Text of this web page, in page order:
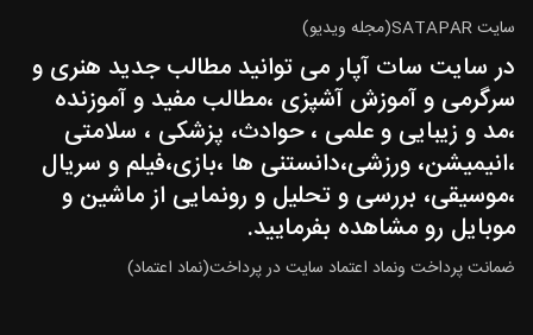
سایت SATAPAR(مجله ویدیو)
در سایت سات آپار می توانید مطالب جدید هنری و
سرگرمی و آموزش آشپزی ،مطالب مفید و آموزنده
،مد و زیبایی و علمی ، حوادث، پزشکی ، سلامتی
،انیمیشن، ورزشی،دانستنی ها ،بازی،فیلم و سریال
،موسیقی، بررسی و تحلیل و رونمایی از ماشین و
موبایل رو مشاهده بفرمایید.
ضمانت پرداخت ونماد اعتماد سایت در پرداخت(نماد اعتماد)